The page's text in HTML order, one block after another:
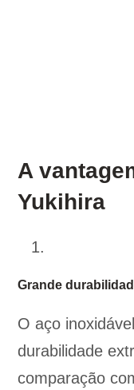
A
Yukihira
Grande
O aço
durabilidade
comparação